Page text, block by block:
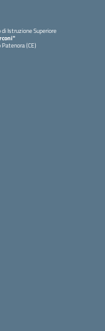
Istruzione Superiore
(CE)